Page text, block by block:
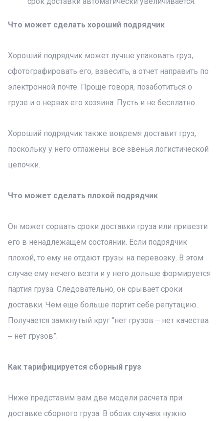
Что может сделать хороший подрядчик
Хороший подрядчик может лучше упаковать груз,
сфотографировать его, взвесить, а отчет направить по
электронной почте. Проще говоря, позаботиться о
грузе и о нервах его хозяина. Пусть и не бесплатно.
Хороший подрядчик также вовремя доставит груз,
поскольку у него отлажены все звенья логистической
цепочки.
Что может сделать плохой подрядчик
Он может сорвать сроки доставки груза или привезти
его в ненадлежащем состоянии. Если подрядчик
плохой, то ему не отдают грузы на перевозку. В этом
случае ему нечего везти и у него дольше формируется
партия груза. Следовательно, он срывает сроки
доставки. Чем еще больше портит себе репутацию.
Получается замкнутый круг “нет грузов ‒ нет качества
‒ нет грузов”.
Как тарифицируется сборный груз
Ниже представим вам две модели расчета при
доставке сборного груза. В обоих случаях нужно